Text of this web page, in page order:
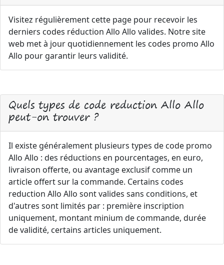
Visitez régulièrement cette page pour recevoir les
derniers codes réduction Allo Allo valides. Notre site
web met à jour quotidiennement les codes promo Allo
Allo pour garantir leurs validité.
Quels types de code reduction Allo Allo
peut-on trouver ?
Il existe généralement plusieurs types de code promo
Allo Allo : des réductions en pourcentages, en euro,
livraison offerte, ou avantage exclusif comme un
article offert sur la commande. Certains codes
reduction Allo Allo sont valides sans conditions, et
d'autres sont limités par : première inscription
uniquement, montant minium de commande, durée
de validité, certains articles uniquement.